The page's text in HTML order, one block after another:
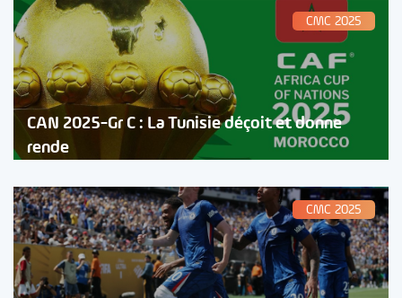
CMC 2025
CAN 2025-Gr C : La Tunisie déçoit et donne
rende
CMC 2025